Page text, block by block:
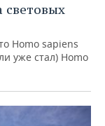
Homo sapiens
уже стал) Homo